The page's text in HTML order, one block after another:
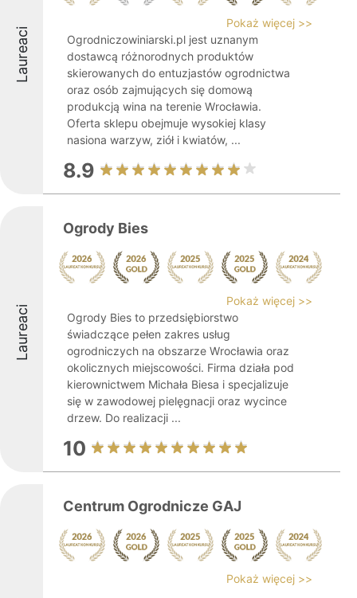
Laureaci
Pokaż więcej >>
Ogrodniczowiniarski.pl jest uznanym
dostawcą różnorodnych produktów
skierowanych do entuzjastów ogrodnictwa
oraz osób zajmujących się domową
produkcją wina na terenie Wrocławia.
Oferta sklepu obejmuje wysokiej klasy
nasiona warzyw, ziół i kwiatów, ...
8.9
Laureaci
Ogrody Bies
Pokaż więcej >>
Ogrody Bies to przedsiębiorstwo
świadczące pełen zakres usług
ogrodniczych na obszarze Wrocławia oraz
okolicznych miejscowości. Firma działa pod
kierownictwem Michała Biesa i specjalizuje
się w zawodowej pielęgnacji oraz wycince
drzew. Do realizacji ...
10
Centrum Ogrodnicze GAJ
Pokaż więcej >>